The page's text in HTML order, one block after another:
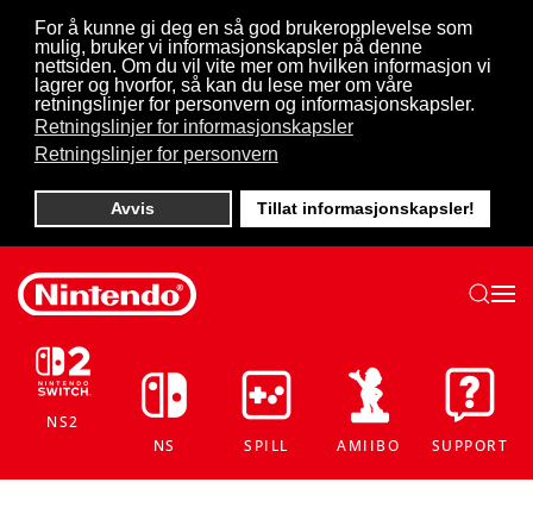
For å kunne gi deg en så god brukeropplevelse som
mulig, bruker vi informasjonskapsler på denne
nettsiden. Om du vil vite mer om hvilken informasjon vi
lagrer og hvorfor, så kan du lese mer om våre
retningslinjer for personvern og informasjonskapsler.
Retningslinjer for informasjonskapsler
Retningslinjer for personvern
Avvis Tillat informasjonskapsler!
Skip to main content
NS2
NS
SPILL AMIIBO SUPPORT